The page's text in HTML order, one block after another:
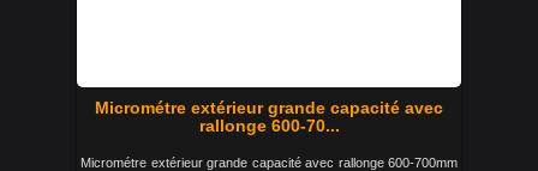
Micrométre extérieur grande capacité avec
rallonge 600-70...
Micrométre extérieur grande capacité avec rallonge 600-700mm